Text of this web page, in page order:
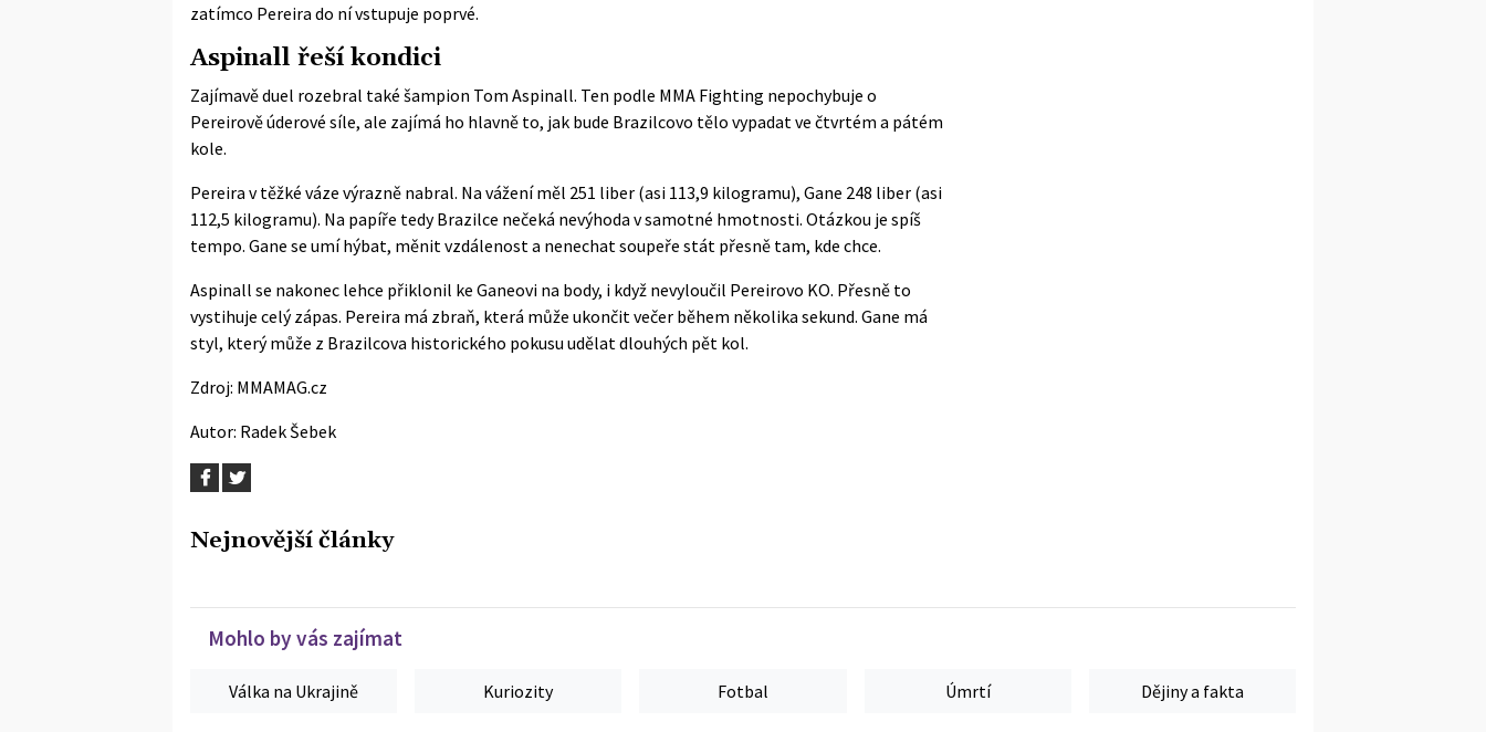
zatímco Pereira do ní vstupuje poprvé.
Aspinall řeší kondici
Zajímavě duel rozebral také šampion Tom Aspinall. Ten podle MMA Fighting nepochybuje o
Pereirově úderové síle, ale zajímá ho hlavně to, jak bude Brazilcovo tělo vypadat ve čtvrtém a pátém
kole.
Pereira v těžké váze výrazně nabral. Na vážení měl 251 liber (asi 113,9 kilogramu), Gane 248 liber (asi
112,5 kilogramu). Na papíře tedy Brazilce nečeká nevýhoda v samotné hmotnosti. Otázkou je spíš
tempo. Gane se umí hýbat, měnit vzdálenost a nenechat soupeře stát přesně tam, kde chce.
Aspinall se nakonec lehce přiklonil ke Ganeovi na body, i když nevyloučil Pereirovo KO. Přesně to
vystihuje celý zápas. Pereira má zbraň, která může ukončit večer během několika sekund. Gane má
styl, který může z Brazilcova historického pokusu udělat dlouhých pět kol.
Zdroj: MMAMAG.cz
Autor: Radek Šebek
Nejnovější články
Mohlo by vás zajímat
Válka na Ukrajině Kuriozity Fotbal Úmrtí Dějiny a fakta